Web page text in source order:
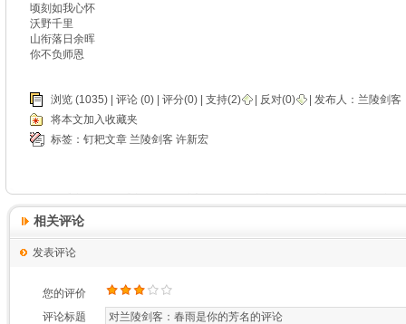
顷刻如我心怀
沃野千里
山衔落日余晖
你不负师恩
浏览 (1035) | 评论 (0) | 评分(0) | 支持(2) 反对(0) | 发布人： 兰陵剑客
将本文加入收藏夹
标签： 钉耙文章 兰陵剑客 许新宏
相关评论
发表评论
您的评价
评论标题